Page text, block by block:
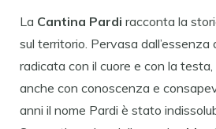
La Cantina Pardi racconta la
sul territorio. Pervasa
radicata con il cuore e con la testa,
anche con conoscenza e
anni il nome Pardi è stato